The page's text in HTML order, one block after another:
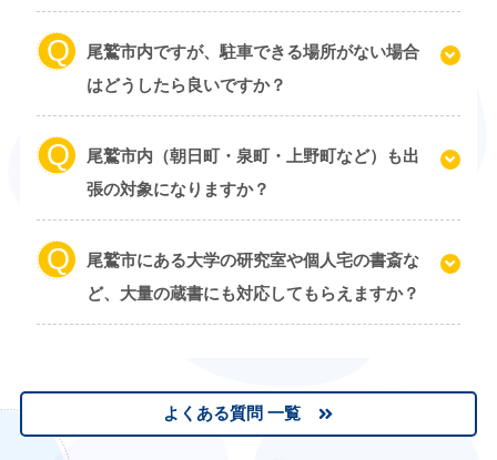
尾鷲市内ですが、駐車できる場所がない場合
はどうしたら良いですか？
尾鷲市内（朝日町・泉町・上野町など）も出
張の対象になりますか？
尾鷲市にある大学の研究室や個人宅の書斎な
ど、大量の蔵書にも対応してもらえますか？
よくある質問 一覧